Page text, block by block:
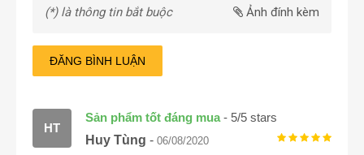
(*) là thông tin bắt buộc Ảnh đính kèm
ĐĂNG BÌNH LUẬN
Sản phẩm tốt đáng mua- 5/5 stars
HT
Huy Tùng - 06/08/2020